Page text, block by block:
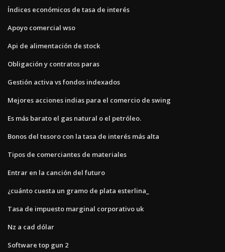
Índices económicos de tasa de interés
Apoyo comercial wso
Api de alimentación de stock
Obligación y contratos paras
Gestión activa vs fondos indexados
Mejores acciones indias para el comercio de swing
Es más barato el gas natural o el petróleo.
Bonos del tesoro con la tasa de interés más alta
Tipos de comerciantes de materiales
Entrar en la canción del futuro
¿cuánto cuesta un gramo de plata esterlina_
Tasa de impuesto marginal corporativo uk
Nz a cad dólar
Software top gun 2